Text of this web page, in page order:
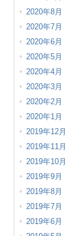
2020年8月
2020年7月
2020年6月
2020年5月
2020年4月
2020年3月
2020年2月
2020年1月
2019年12月
2019年11月
2019年10月
2019年9月
2019年8月
2019年7月
2019年6月